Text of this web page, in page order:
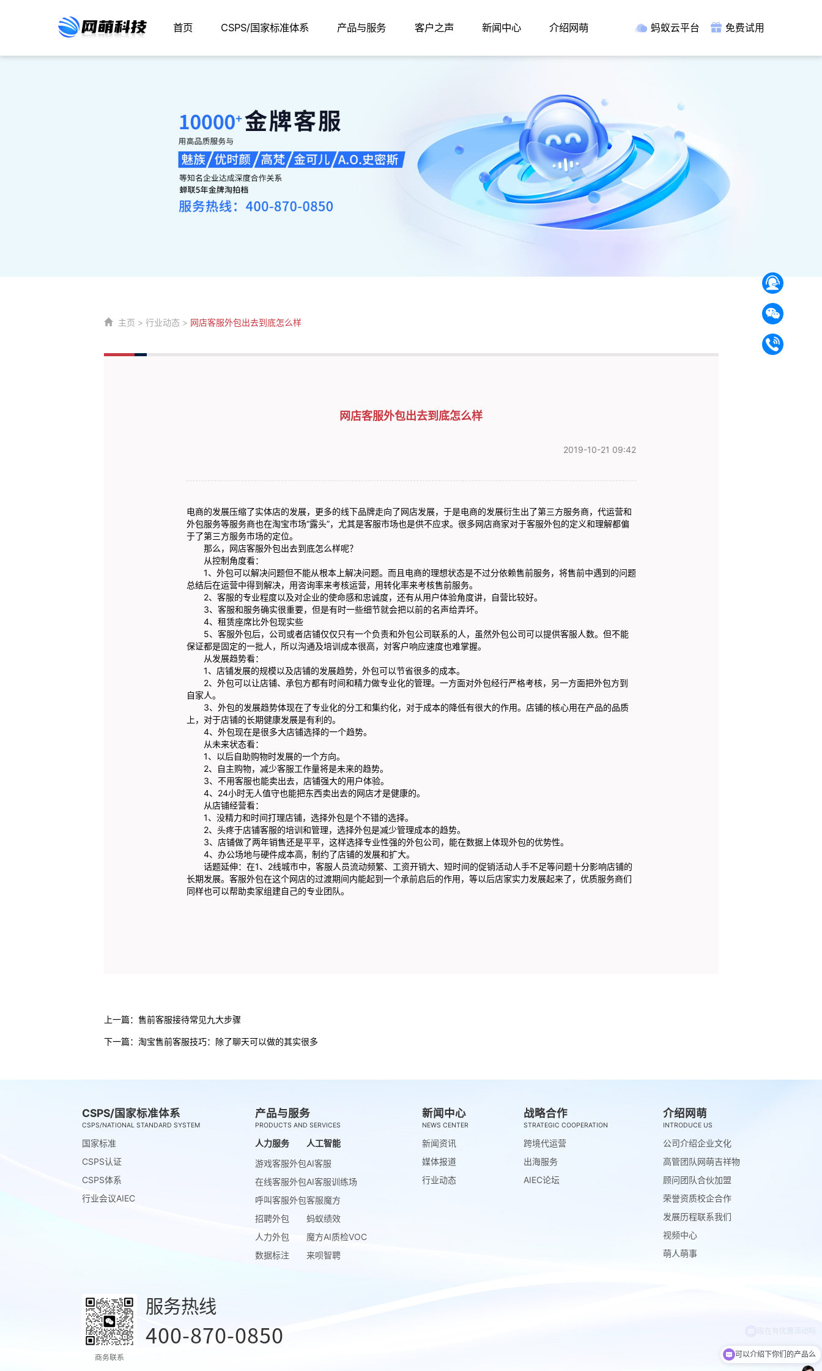
首页 CSPS/国家标准体系 产品与服务 客户之声 新闻中心 介绍网萌 蚂蚁云平台 免费试用
主页 > 行业动态 > 网店客服外包出去到底怎么样
网店客服外包出去到底怎么样
2019-10-21 09:42
电商的发展压缩了实体店的发展，更多的线下品牌走向了网店发展，于是电商的发展衍生出了第三方服务商，代运营和
外包服务等服务商也在淘宝市场“露头”，尤其是客服市场也是供不应求。很多网店商家对于客服外包的定义和理解都偏
于了第三方服务市场的定位。
那么，网店客服外包出去到底怎么样呢？
从控制角度看：
1、外包可以解决问题但不能从根本上解决问题。而且电商的理想状态是不过分依赖售前服务，将售前中遇到的问题
总结后在运营中得到解决，用咨询率来考核运营，用转化率来考核售前服务。
2、客服的专业程度以及对企业的使命感和忠诚度，还有从用户体验角度讲，自营比较好。
3、客服和服务确实很重要，但是有时一些细节就会把以前的名声给弄坏。
4、租赁座席比外包现实些
5、客服外包后，公司或者店铺仅仅只有一个负责和外包公司联系的人，虽然外包公司可以提供客服人数。但不能
保证都是固定的一批人，所以沟通及培训成本很高，対客户响应速度也难掌握。
从发展趋势看：
1、店铺发展的规模以及店铺的发展趋势，外包可以节省很多的成本。
2、外包可以让店铺、承包方都有时间和精力做专业化的管理。一方面对外包经行严格考核，另一方面把外包方到
自家人。
3、外包的发展趋势体现在了专业化的分工和集约化，对于成本的降低有很大的作用。店铺的核心用在产品的品质
上，对于店铺的长期健康发展是有利的。
4、外包现在是很多大店铺选择的一个趋势。
从未来状态看：
1、以后自助购物时发展的一个方向。
2、自主购物，减少客服工作量将是未来的趋势。
3、不用客服也能卖出去，店铺强大的用户体验。
4、24小时无人值守也能把东西卖出去的网店才是健康的。
从店铺经营看：
1、没精力和时间打理店铺，选择外包是个不错的选择。
2、头疼于店铺客服的培训和管理，选择外包是减少管理成本的趋势。
3、店铺做了两年销售还是平平，这样选择专业性强的外包公司，能在数据上体现外包的优势性。
4、办公场地与硬件成本高，制约了店铺的发展和扩大。
话题延伸：在1、2线城市中，客服人员流动频繁、工资开销大、短时间的促销活动人手不足等问题十分影响店铺的
长期发展。客服外包在这个网店的过渡期间内能起到一个承前启后的作用，等以后店家实力发展起来了，优质服务商们
同样也可以帮助卖家组建自己的专业团队。
上一篇： 售前客服接待常见九大步骤
下一篇： 淘宝售前客服技巧：除了聊天可以做的其实很多
CSPS/国家标准体系
CSPS/NATIONAL STANDARD SYSTEM
国家标准
CSPS认证
CSPS体系
行业会议AIEC
产品与服务
PRODUCTS AND SERVICES
人力服务
游戏客服外包
在线客服外包
呼叫客服外包
招聘外包
人力外包
数据标注
人工智能
AI客服
AI客服训练场
客服魔方
蚂蚁绩效
魔方AI质检VOC
来呗智聘
新闻中心
NEWS CENTER
新闻资讯
媒体报道
行业动态
战略合作
STRATEGIC COOPERATION
跨境代运营
出海服务
AIEC论坛
介绍网萌
INTRODUCE US
公司介绍
高管团队
顾问团队
荣誉资质
发展历程
视频中心
萌人萌事
企业文化
网萌吉祥物
合伙加盟
校企合作
联系我们
商务联系
服务热线
400-870-0850
可以介绍下你们的产品么